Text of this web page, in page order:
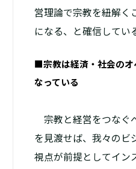
営理論で宗教を紐解く
になる、と確信してい
■宗教は経済・社会のオ
なっている
宗教と経営をつなぐ
を見渡せば、我々のビ
視点が前提としてイン